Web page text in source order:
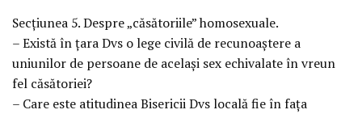
Secţiunea 5. Despre „căsătoriile” homosexuale.
– Există în ţara Dvs o lege civilă de recunoaştere a
uniunilor de persoane de acelaşi sex echivalate în vreun
fel căsătoriei?
– Care este atitudinea Bisericii Dvs locală fie în faţa